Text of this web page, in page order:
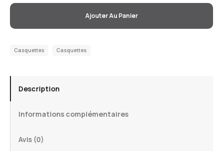
Ajouter Au Panier
Casquettes Casquettes
Description
Informations complémentaires
Avis (0)